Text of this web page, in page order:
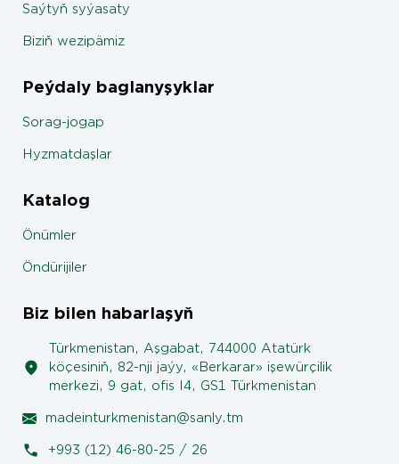
Saýtyň syýasaty
Biziň wezipämiz
Peýdaly baglanyşyklar
Sorag-jogap
Hyzmatdaşlar
Katalog
Önümler
Öndürijiler
Biz bilen habarlaşyň
Türkmenistan, Aşgabat, 744000 Atatürk
köçesiniň, 82-nji jaýy, «Berkarar» işewürçilik
merkezi, 9 gat, ofis I4, GS1 Türkmenistan
madeinturkmenistan@sanly.tm
+993 (12) 46-80-25 / 26